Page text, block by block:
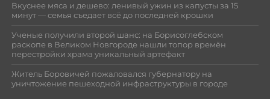
Вкуснее мяса и дешево: ленивый ужин из капусты за 15
минут — семья съедает всё до последней крошки
Ученые получили второй шанс: на Борисоглебском
раскопе в Великом Новгороде нашли топор времён
перестройки храма уникальный артефакт
Житель Боровичей пожаловался губернатору на
уничтожение пешеходной инфраструктуры в городе